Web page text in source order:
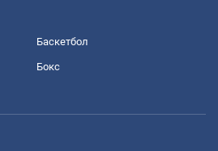
Баскетбол
Бокс